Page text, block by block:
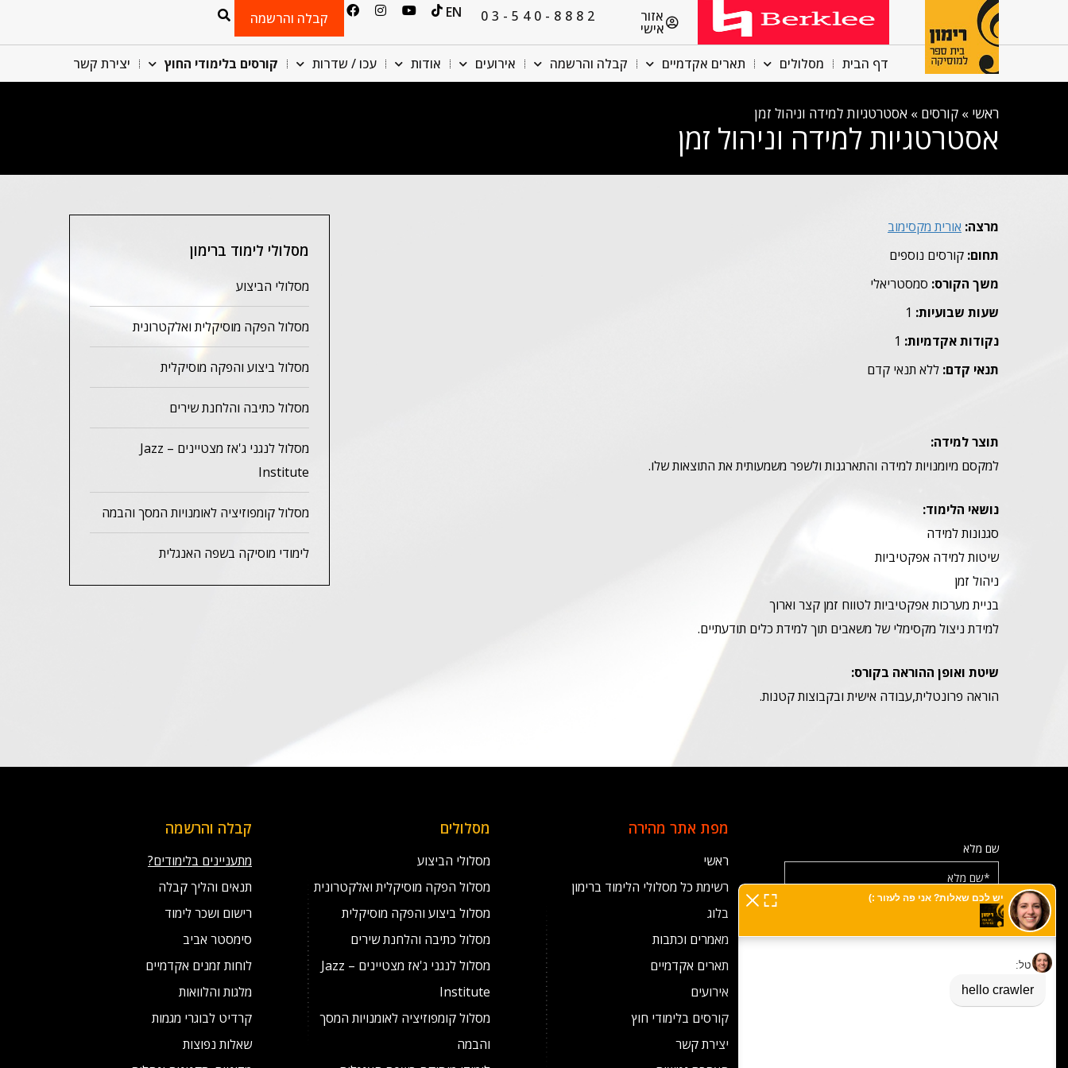
אזור
אישי
03-540-8882
EN קבלה והרשמה
דף הבית מסלולים תארים אקדמיים קבלה והרשמה אירועים אודות עכו / שדרות קורסים בלימודי החוץ יצירת קשר
ראשי » קורסים » אסטרטגיות למידה וניהול זמן
אסטרטגיות למידה וניהול זמן
מרצה: אורית מקסימוב
תחום: קורסים נוספים
משך הקורס: סמסטריאלי
שעות שבועיות: 1
נקודות אקדמיות: 1
תנאי קדם: ללא תנאי קדם
תוצר למידה:
למקסם מיומנויות למידה והתארגנות ולשפר משמעותית את התוצאות שלו.
נושאי הלימוד:
סגנונות למידה
שיטות למידה אפקטיביות
ניהול זמן
בניית מערכות אפקטיביות לטווח זמן קצר וארוך
למידת ניצול מקסימלי של משאבים תוך למידת כלים תודעתיים.
שיטת ואופן ההוראה בקורס:
הוראה פרונטלית,עבודה אישית ובקבוצות קטנות.
מסלולי לימוד ברימון
מסלולי הביצוע
מסלול הפקה מוסיקלית ואלקטרונית
מסלול ביצוע והפקה מוסיקלית
מסלול כתיבה והלחנת שירים
מסלול לנגני ג'אז מצטיינים – Jazz
Institute
מסלול קומפוזיציה לאומנויות המסך והבמה
לימודי מוסיקה בשפה האנגלית
שם מלא
אימייל
מס' טלפון
מפת אתר מהירה
ראשי
רשימת כל מסלולי הלימוד ברימון
בלוג
מאמרים וכתבות
תארים אקדמיים
אירועים
קורסים בלימודי חוץ
יצירת קשר
מסלולים
מסלולי הביצוע
מסלול הפקה מוסיקלית ואלקטרונית
מסלול ביצוע והפקה מוסיקלית
מסלול כתיבה והלחנת שירים
מסלול לנגני ג'אז מצטיינים – Jazz
Institute
מסלול קומפוזיציה לאומנויות המסך
והבמה
קבלה והרשמה
מתעניינים בלימודים?
תנאים והליך קבלה
רישום ושכר לימוד
סימסטר אביב
לוחות זמנים אקדמיים
מלגות והלוואות
קרדיט לבוגרי מגמות
שאלות נפוצות